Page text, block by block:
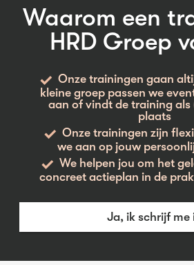
Waarom een
HRD Groep
Onze trainingen gaan
kleine groep passen we
aan of vindt de training
plaats
Onze trainingen zijn
we aan op jouw
We helpen jou om het
concreet actieplan in de
Ja, ik schrijf me